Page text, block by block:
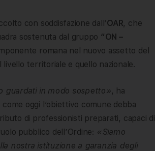
con soddisfazione dall’OAR, che
sostenuta dal gruppo “ON –
romana nel nuovo assetto del
territoriale e quello nazionale.
guardati in modo sospetto», ha
oggi l’obiettivo comune debba
di professionisti preparati, capaci di
pubblico dell’Ordine: «Siamo
nostra istituzione a garanzia degli